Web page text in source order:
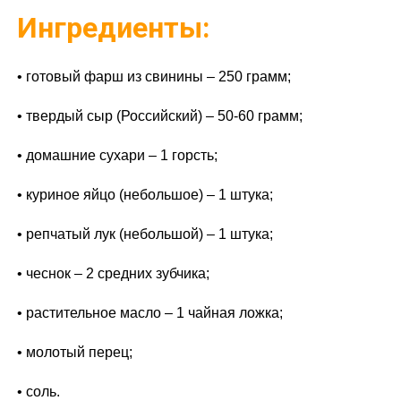
Ингредиенты:
• готовый фарш из свинины – 250 грамм;
• твердый сыр (Российский) – 50-60 грамм;
• домашние сухари – 1 горсть;
• куриное яйцо (небольшое) – 1 штука;
• репчатый лук (небольшой) – 1 штука;
• чеснок – 2 средних зубчика;
• растительное масло – 1 чайная ложка;
• молотый перец;
• соль.